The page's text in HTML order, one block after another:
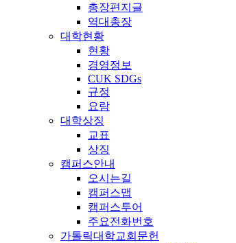
총장편지글
역대총장
대학현황
현황
경영정보
CUK SDGs
규정
요람
대학상징
교표
상징
캠퍼스안내
오시는길
캠퍼스맵
캠퍼스투어
주요전화번호
가톨릭대학교회문헌